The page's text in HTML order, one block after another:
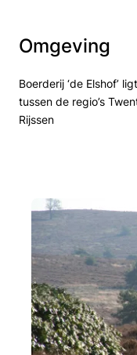
Omgeving
Boerderij ‘de Elshof’
tussen de regio’s
Rijssen